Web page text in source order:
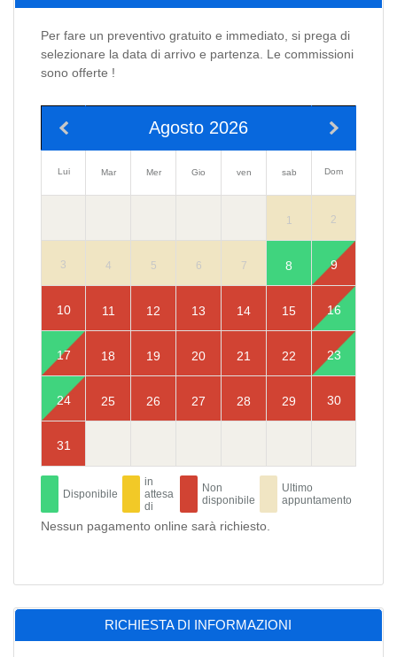
Per fare un preventivo gratuito e immediato, si prega di
selezionare la data di arrivo e partenza. Le commissioni
sono offerte !
Agosto 2026
Lui Mar Mer Gio ven sab Dom
1 2
3 4 5 6 7 8 9
10 11 12 13 14 15 16
17 18 19 20 21 22 23
24 25 26 27 28 29 30
31
Disponibile
in
attesa
di
Non
disponibile
Ultimo
appuntamento
Nessun pagamento online sarà richiesto.
RICHIESTA DI INFORMAZIONI